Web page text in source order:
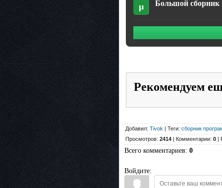
µ Большой сборник
Рекомендуем
Добавил: Tivok | Теги: сборник
Просмотров: 2414 | Комментарии: 0 |
Всего комментариев: 0
Войдите: